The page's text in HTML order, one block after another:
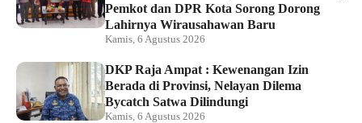
Pemkot dan DPR Kota Sorong Dorong
Lahirnya Wirausahawan Baru
Kamis, 6 Agustus 2026
DKP Raja Ampat : Kewenangan Izin
Berada di Provinsi, Nelayan Dilema
Bycatch Satwa Dilindungi
Kamis, 6 Agustus 2026